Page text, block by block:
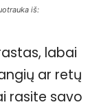
iš:
labai
ar retų
rasite savo